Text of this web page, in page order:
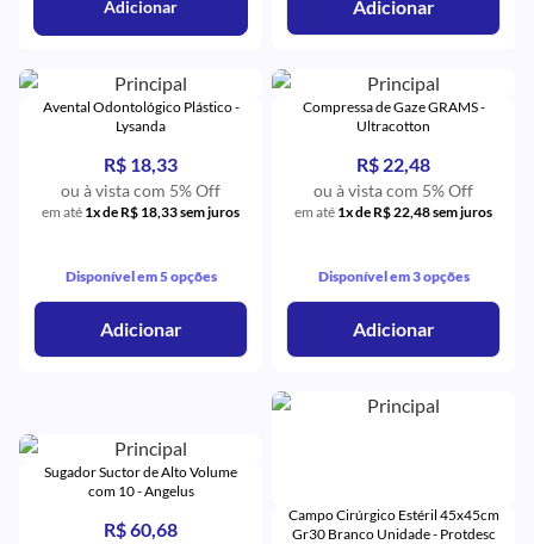
Adicionar Adicionar
Avental Odontológico Plástico -
Lysanda
R$ 18,33
ou à vista com 5% Off
em até 1x de R$ 18,33 sem juros
Disponível em 5 opções
Adicionar
Compressa de Gaze GRAMS -
Ultracotton
R$ 22,48
ou à vista com 5% Off
em até 1x de R$ 22,48 sem juros
Disponível em 3 opções
Adicionar
Sugador Suctor de Alto Volume
com 10 - Angelus
R$ 60,68
Campo Cirúrgico Estéril 45x45cm
Gr30 Branco Unidade - Protdesc